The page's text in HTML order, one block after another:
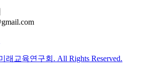
래교육연구회. All Rights Reserved.